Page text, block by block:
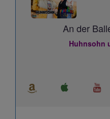
An der
Huhnsohn